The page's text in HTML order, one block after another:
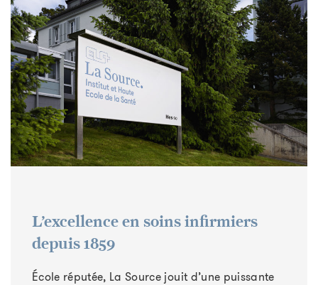
L’excellence en soins infirmiers
depuis 1859
École réputée, La Source jouit d’une puissante